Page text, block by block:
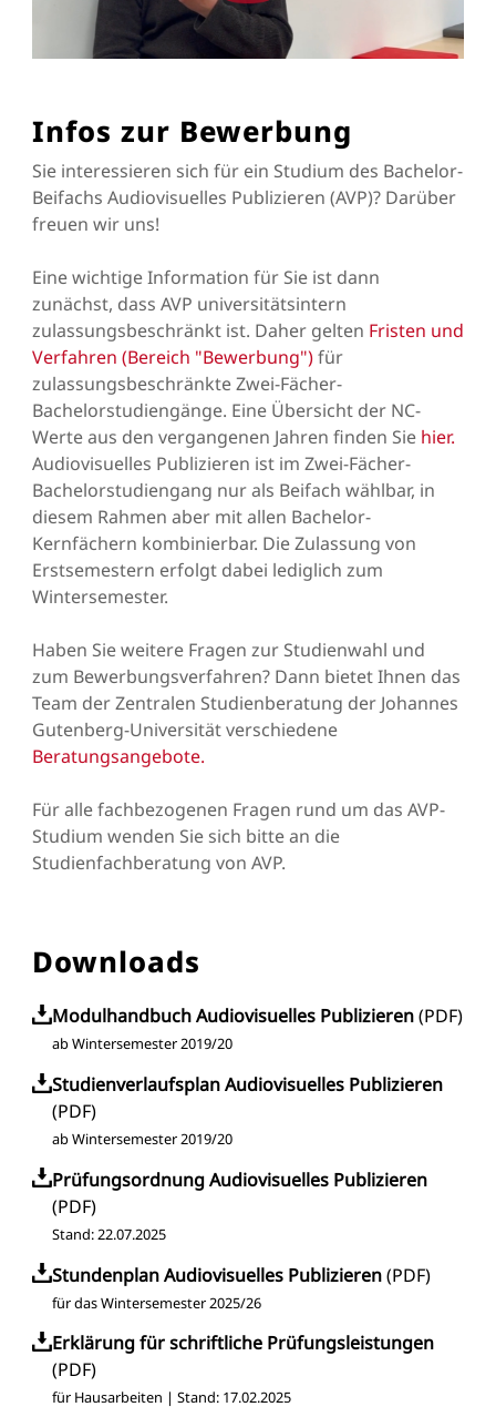
Infos zur Bewerbung
Sie interessieren sich für ein Studium des Bachelor-
Beifachs Audiovisuelles Publizieren (AVP)? Darüber
freuen wir uns!
Eine wichtige Information für Sie ist dann
zunächst, dass AVP universitätsintern
zulassungsbeschränkt ist. Daher gelten Fristen und
Verfahren (Bereich "Bewerbung")für
zulassungsbeschränkte Zwei-Fächer-
Bachelorstudiengänge. Eine Übersicht der NC-
Werte aus den vergangenen Jahren finden Sie hier.
Audiovisuelles Publizieren ist im Zwei-Fächer-
Bachelorstudiengang nur als Beifach wählbar, in
diesem Rahmen aber mit allen Bachelor-
Kernfächern kombinierbar. Die Zulassung von
Erstsemestern erfolgt dabei lediglich zum
Wintersemester.
Haben Sie weitere Fragen zur Studienwahl und
zum Bewerbungsverfahren? Dann bietet Ihnen das
Team der Zentralen Studienberatung der Johannes
Gutenberg-Universität verschiedene
Beratungsangebote.
Für alle fachbezogenen Fragen rund um das AVP-
Studium wenden Sie sich bitte an die
Studienfachberatung von AVP.
Downloads
Modulhandbuch Audiovisuelles Publizieren(PDF)
ab Wintersemester 2019/20
Studienverlaufsplan Audiovisuelles Publizieren
(PDF)
ab Wintersemester 2019/20
Prüfungsordnung Audiovisuelles Publizieren
(PDF)
Stand: 22.07.2025
Stundenplan Audiovisuelles Publizieren(PDF)
für das Wintersemester 2025/26
Erklärung für schriftliche Prüfungsleistungen
(PDF)
für Hausarbeiten | Stand: 17.02.2025